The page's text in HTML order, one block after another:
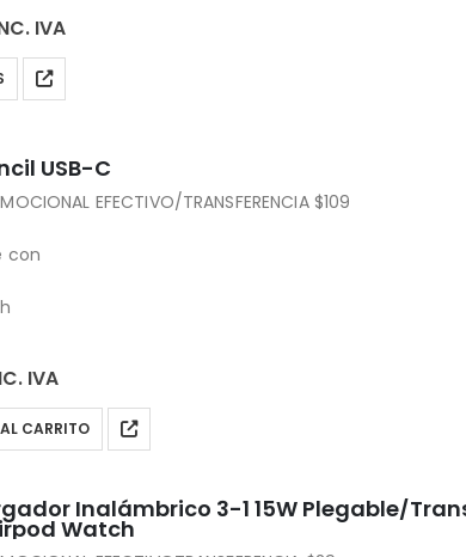
para mejor control de herramientas
toque para cambiar de herramienta
la…
IVA
USB-C
EFECTIVO/TRANSFERENCIA $109
con
IVA
CARRITO
Inalámbrico 3-1 15W Plegable/
Watch